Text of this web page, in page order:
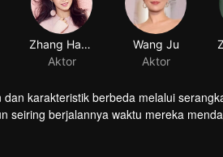
Zhang Hanyun
Aktor
Wang Ju
Aktor
karakteristik berbeda melalui
seiring berjalannya waktu mereka
yang pilih-pilih cinta; Fang Xin,
Meng wanita karir perkasa yang